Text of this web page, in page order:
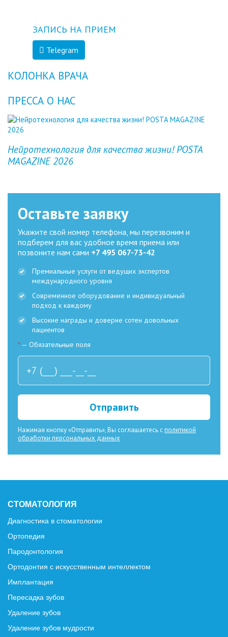
ЗАПИСЬ НА ПРИЕМ
Telegram
КОЛОНКА ВРАЧА
ПРЕССА О НАС
Нейротехнология для качества жизни! POSTA
MAGAZINE 2026
Previous
Оставьте заявку
Укажите свой номер телефона, мы перезвоним и
подберем для вас удобное время приема или
позвоните нам сами +7 495 067-73-42
Премиальные услуги от ведущих экспертов
международного уровня
Современное оборудование и индивидуальный
подход к каждому
Высокие награды и доверие сотен довольных
пациентов
*— Обязательные поля
Отправить
Нажимая кнопку «Отправить», Вы соглашаетесь сполитикой
обработки персональных данных
СТОМАТОЛОГИЯ
Диагностика в стоматологии
Ортопедия
Пародонтология
Ортодонтия с искусственным интеллектом
Имплантация
Пересадка зубов
Удаление зубов
Удаление зубов мудрости